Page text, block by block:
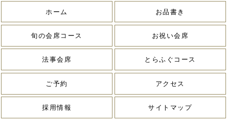
ホーム お品書き
旬の会席コース お祝い会席
法事会席 とらふぐコース
ご予約 アクセス
採用情報 サイトマップ